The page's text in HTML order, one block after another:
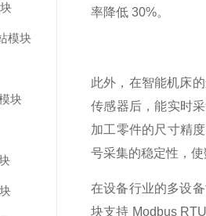
模块
块
率降低 30%。
此外，在智能机床
传感器后，能实时
加工零件的尺寸精
号采集的稳定性，
在设备行业的多设
块支持 Modbus